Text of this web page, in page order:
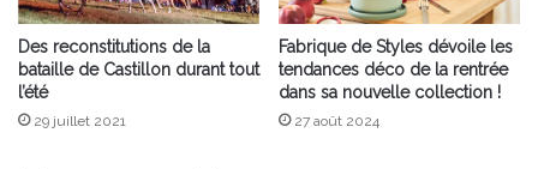
Des reconstitutions de la
bataille de Castillon durant tout
l’été
29 juillet 2021
Fabrique de Styles dévoile les
tendances déco de la rentrée
dans sa nouvelle collection !
27 août 2024